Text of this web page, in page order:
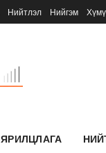
Нийтлэл Нийгэм
ЯРИЛЦЛАГА